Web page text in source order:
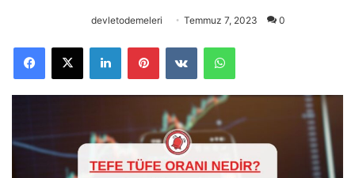
devletodemeleri Temmuz 7, 2023 0